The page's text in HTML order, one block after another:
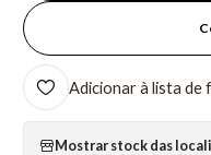
Adicionar à lista de
Mostrar stock das